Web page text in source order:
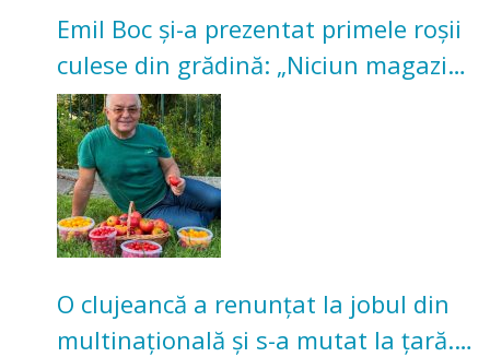
Emil Boc și-a prezentat primele roșii
culese din grădină: „Niciun magazin
nu poate oferi această satisfacție”
O clujeancă a renunțat la jobul din
multinațională și s-a mutat la țară.